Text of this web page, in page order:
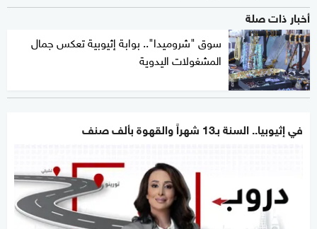
أخبار ذات صلة
سوق "شروميدا".. بوابة إثيوبية تعكس جمال
المشغولات اليدوية
في إثيوبيا.. السنة بـ13 شهراً والقهوة بألف صنف